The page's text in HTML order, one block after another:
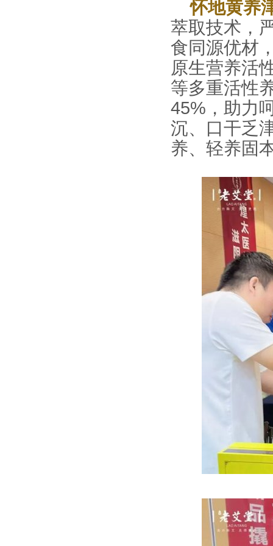
怀地黄养
萃取技术，
食同源优材
原生营养活
等多重活性
45%，助力
沉、口干乏
养、轻养固